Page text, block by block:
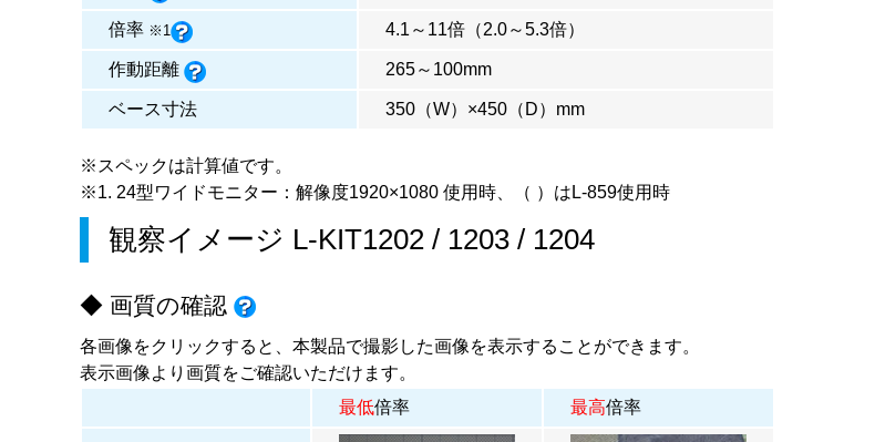
倍率 ※1 4.1～11倍（2.0～5.3倍）
作動距離 265～100mm
ベース寸法 350（W）×450（D）mm
※スペックは計算値です。
※1. 24型ワイドモニター：解像度1920×1080 使用時、（ ）はL-859使用時
観察イメージ L-KIT1202 / 1203 / 1204
◆ 画質の確認
各画像をクリックすると、本製品で撮影した画像を表示することができます。
表示画像より画質をご確認いただけます。
最低倍率 最高倍率